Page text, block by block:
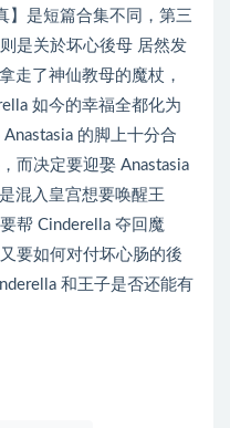
】是短篇合集不同，第三
是关於坏心後母 居然发
走了神仙教母的魔杖，
如今的幸福全都化为
的脚上十分合
而决定要迎娶 Anastasia
混入皇宫想要唤醒王
帮 Cinderella 夺回魔
要如何对付坏心肠的後
和王子是否还能有